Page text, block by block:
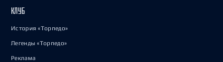
КЛУБ
История «Торпедо»
Легенды «Торпедо»
Реклама